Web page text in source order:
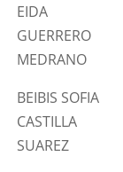
EIDA
GUERRERO
MEDRANO
BEIBIS SOFIA
CASTILLA
SUAREZ